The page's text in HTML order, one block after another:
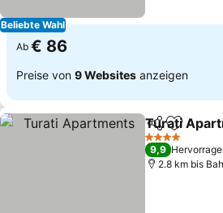
Beliebte Wahl
Ab € 86
Preise von 9 Websites anzeigen
TeilenZu
Turati
4 Sterne
9,9
2.8 km bis